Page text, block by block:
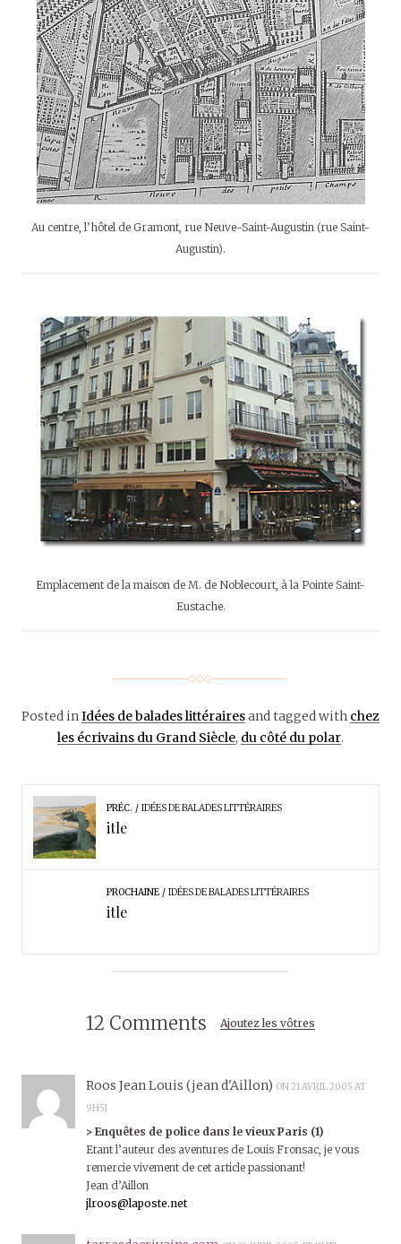
Au centre, l’hôtel de Gramont, rue Neuve-Saint-Augustin (rue Saint-
Augustin).
Emplacement de la maison de M. de Noblecourt, à la Pointe Saint-
Eustache.
Posted in Idées de balades littérairesand tagged with chez
les écrivains du Grand Siècle, du côté du polar.
PRÉC. IDÉES DE BALADES LITTÉRAIRES
itle
PROCHAINE IDÉES DE BALADES LITTÉRAIRES
itle
12 Comments Ajoutez les vôtres
Roos Jean Louis (jean d'Aillon) ON 21 AVRIL 2005 AT
9H51
> Enquêtes de police dans le vieux Paris (1)
Etant l’auteur des aventures de Louis Fronsac, je vous
remercie vivement de cet article passionant!
Jean d’Aillon
jlroos@laposte.net